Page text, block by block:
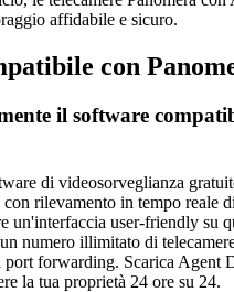
affidabile e sicuro.
con
il software
di videosorveglianza
rilevamento in tempo reale
un'interfaccia user-friendly su
numero illimitato di
port forwarding. Scarica Agent
la tua proprietà 24 ore su 24.